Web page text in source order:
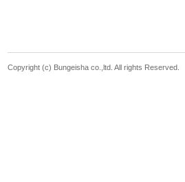
Copyright (c) Bungeisha co.,ltd. All rights Reserved.